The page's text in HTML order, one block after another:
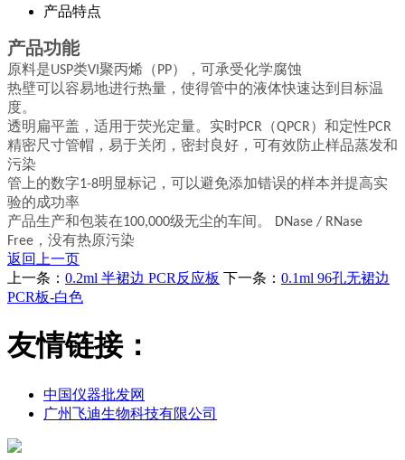
产品特点
产品功能
原料是USP类VI聚丙烯（PP），可承受化学腐蚀
热壁可以容易地进行热量，使得管中的液体快速达到目标温
度。
透明扁平盖，适用于荧光定量。实时PCR（QPCR）和定性PCR
精密尺寸管帽，易于关闭，密封良好，可有效防止样品蒸发和
污染
管上的数字1-8明显标记，可以避免添加错误的样本并提高实
验的成功率
产品生产和包装在100,000级无尘的车间。 DNase / RNase
Free，没有热原污染
返回上一页
上一条： 0.2ml 半裙边 PCR反应板 下一条： 0.1ml 96孔无裙边
PCR板-白色
友情链接：
中国仪器批发网
广州飞迪生物科技有限公司